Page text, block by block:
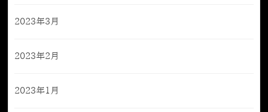
2023年3月
2023年2月
2023年1月